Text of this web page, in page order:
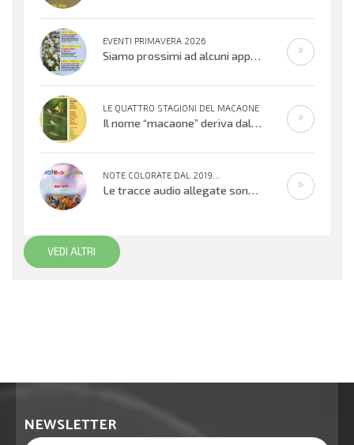
EVENTI PRIMAVERA 2026
Siamo prossimi ad alcuni appuntamenti musicali offerti dai bambini, ragazzi e adulti che cantano e suonano. Si inizierà con il
LE QUATTRO STAGIONI DEL MACAONE
Il nome “macaone” deriva dalla mitologia greca: Macaone era un abile medico e guerriero e il nome della farfalla
NOTE COLORATE DAL 2019...
Le tracce audio allegate sono promemoria di percorsi didattici realizzati
VEDI ALTRI
NEWSLETTER